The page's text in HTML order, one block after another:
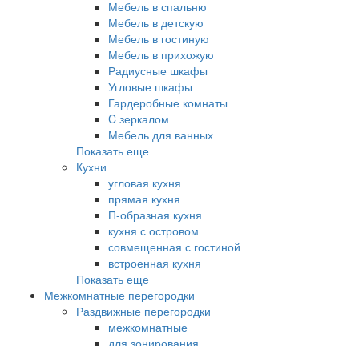
Мебель в спальню
Мебель в детскую
Мебель в гостиную
Мебель в прихожую
Радиусные шкафы
Угловые шкафы
Гардеробные комнаты
C зеркалом
Мебель для ванных
Показать еще
Кухни
угловая кухня
прямая кухня
П-образная кухня
кухня с островом
совмещенная с гостиной
встроенная кухня
Показать еще
Межкомнатные перегородки
Раздвижные перегородки
межкомнатные
для зонирования